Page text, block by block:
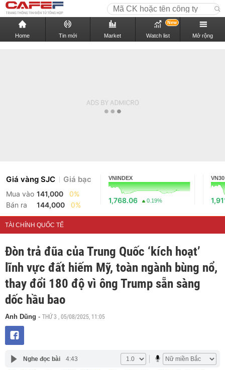
Home Tin mới Market Watch list
New
Mở rộng
Giá vàng SJC Giá bạc
Mua vào 141,000
0%
Bán ra
144,000 0%
VNINDEX
1,768.06 0.19%
VN30
TÀI CHÍNH QUỐC TẾ
Đòn trả đũa của Trung Quốc ‘kích hoạt’
lĩnh vực đất hiếm Mỹ, toàn ngành bùng nổ,
thay đổi 180 độ vì ông Trump sẵn sàng
dốc hầu bao
Anh Dũng - THỨ 3 , 05/08/2025, 11:05
Nghe đọc bài 4:43